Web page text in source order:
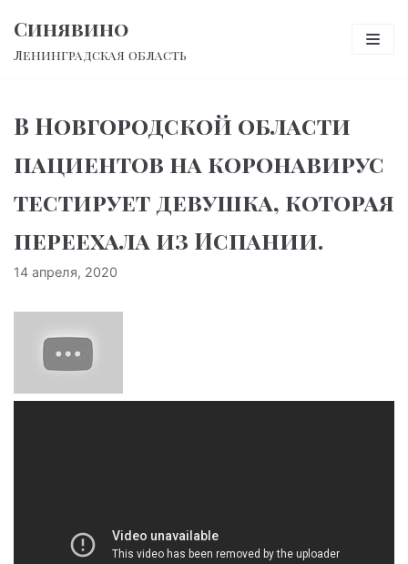
Перейти
к
Синявино
Ленинградская область
В Новгородской области
пациентов на коронавирус
тестирует девушка, которая
переехала из Испании.
14 апреля, 2020